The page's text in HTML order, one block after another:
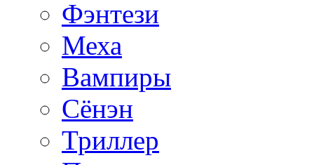
Фэнтези
Меха
Вампиры
Сёнэн
Триллер